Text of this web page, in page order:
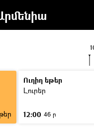
Ուղիղ եթեր
Լուրեր
12:00 46 ր